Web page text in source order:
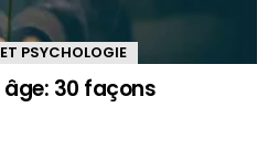
PSYCHOLOGIE
30 façons